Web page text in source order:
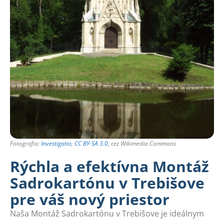
Fotografia:Investigatio, CC BY-SA 3.0, cez Wikimedia Commons
Rýchla a efektívna Montáž
Sadrokartónu v Trebišove
pre váš nový priestor
Naša Montáž Sadrokartónu v Trebišove je ideálnym